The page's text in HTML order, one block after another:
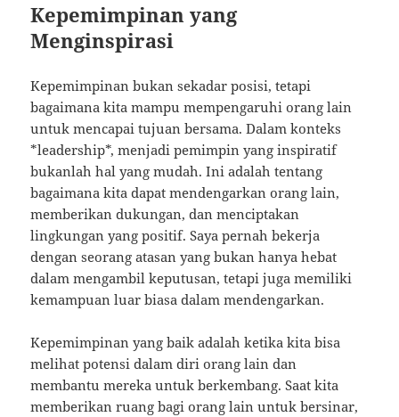
Kepemimpinan yang
Menginspirasi
Kepemimpinan bukan sekadar posisi, tetapi
bagaimana kita mampu mempengaruhi orang lain
untuk mencapai tujuan bersama. Dalam konteks
*leadership*, menjadi pemimpin yang inspiratif
bukanlah hal yang mudah. Ini adalah tentang
bagaimana kita dapat mendengarkan orang lain,
memberikan dukungan, dan menciptakan
lingkungan yang positif. Saya pernah bekerja
dengan seorang atasan yang bukan hanya hebat
dalam mengambil keputusan, tetapi juga memiliki
kemampuan luar biasa dalam mendengarkan.
Kepemimpinan yang baik adalah ketika kita bisa
melihat potensi dalam diri orang lain dan
membantu mereka untuk berkembang. Saat kita
memberikan ruang bagi orang lain untuk bersinar,